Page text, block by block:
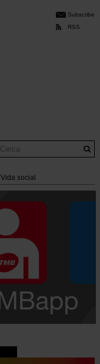
Cerca
Subscribe
RSS
Vida social